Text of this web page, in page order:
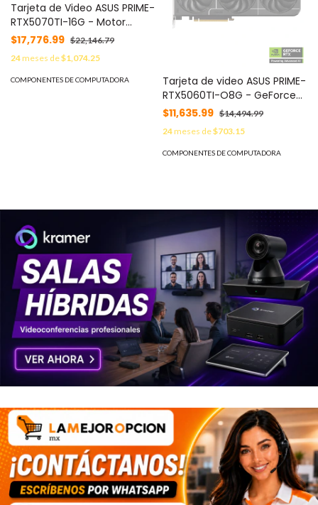
Tarjeta de Video ASUS PRIME-
RTX5070TI-16G - Motor
gráfico NVIDIA GeForce
RTXTM 5070 Ti
$17,776.99 $22,146.79
24meses de$1,074.25
COMPONENTES DE COMPUTADORA
Tarjeta de video ASUS PRIME-
RTX5060TI-O8G - GeForce
RTX™ 5060 Ti, 8 GB, GDDR7,
PCI Express 5.0
$11,635.99 $14,494.99
24meses de$703.15
COMPONENTES DE COMPUTADORA